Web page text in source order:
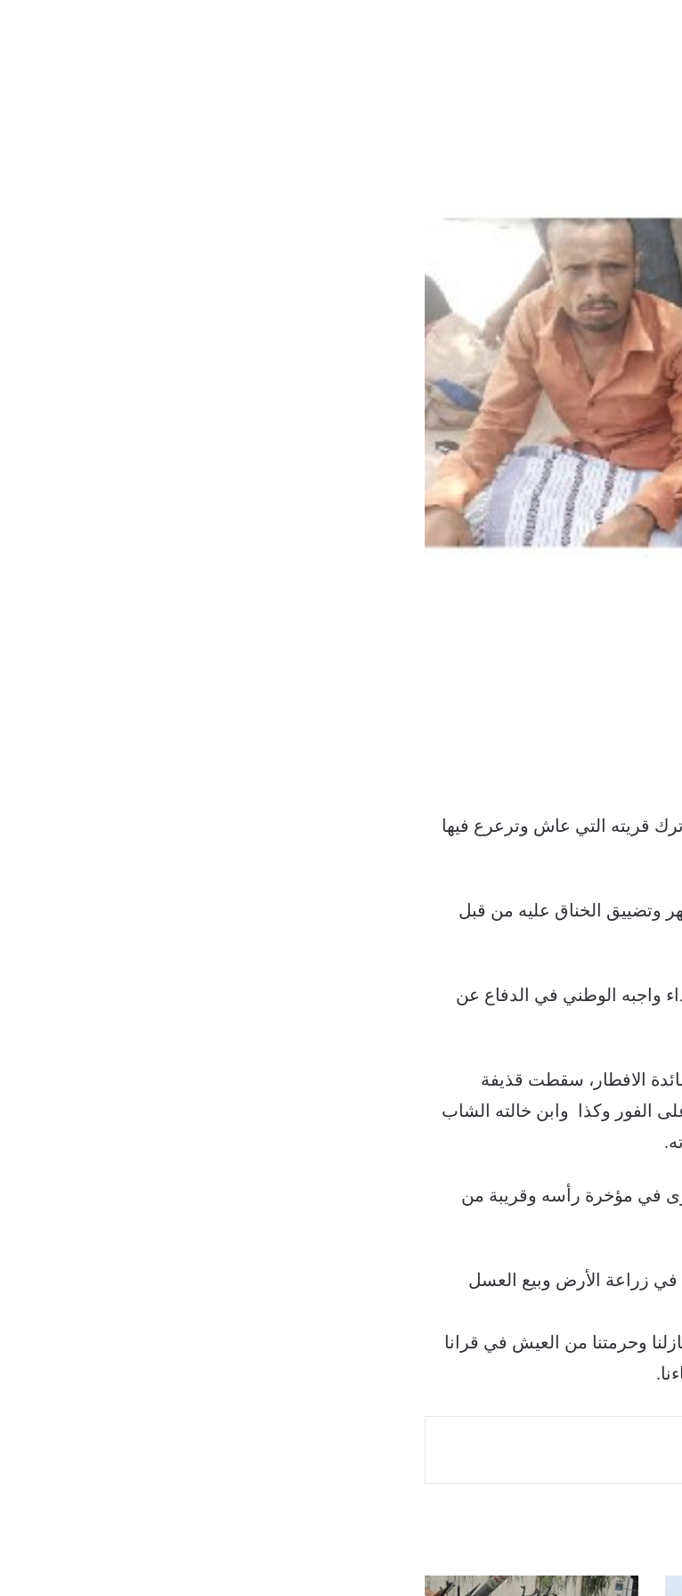
قريته التي عاش وترعرع فيها
دباس إلى مركز مدينة حيس بعد حصار دام ٤ أشهر وتضييق الخناق عليه من قبل
واجبه الوطني في الدفاع عن
أسرته على مائدة الافطار، سقطت قذيفة
الفور وكذا وابن خالته الشاب
في مؤخرة رأسه وقريبة من
في زراعة الأرض وبيع العسل
وحرمتنا من العيش في قرانا